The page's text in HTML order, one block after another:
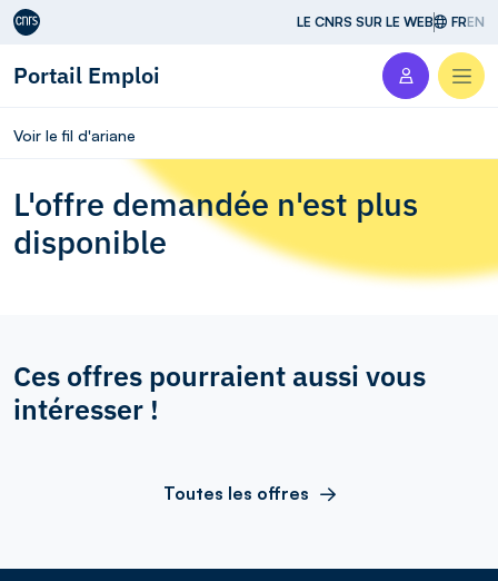
Aller au contenu LE CNRS SUR LE WEB FREN
Portail Emploi
Voir le fil d'ariane
L'offre demandée n'est plus
disponible
Ces offres pourraient aussi vous
intéresser !
Toutes les offres